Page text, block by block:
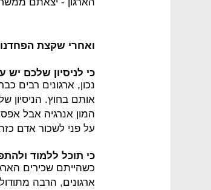
ואחרי שקצת
כי לניסיון שלכם יש
נכון, ארגונים רבים
אותם בחוץ. הניסיון
המון אנרגיה אבל
על פני לשכור אדם
כי תוכל ללמוד
כשהייתם שכירים
ארגונים, הרבה